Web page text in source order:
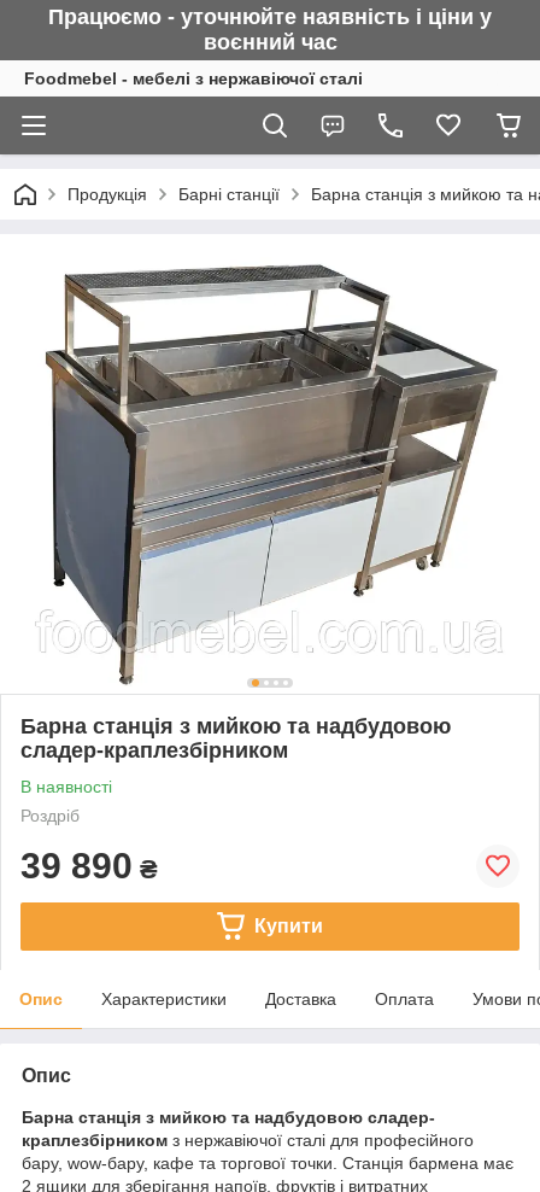
Працюємо - уточнюйте наявність і ціни у
воєнний час
Foodmebel - мебелі з нержавіючої сталі
Продукція Барні станції Барна станція з мийкою та
Барна станція з мийкою та надбудовою
сладер-краплезбірником
В наявності
Роздріб
39 890 ₴
Купити
Опис Характеристики Доставка Оплата Умови
Опис
Барна станція з мийкою та надбудовою сладер-
краплезбірником з нержавіючої сталі для професійного
бару, wow-бару, кафе та торгової точки. Станція бармена має
2 ящики для зберігання напоїв, фруктів і витратних